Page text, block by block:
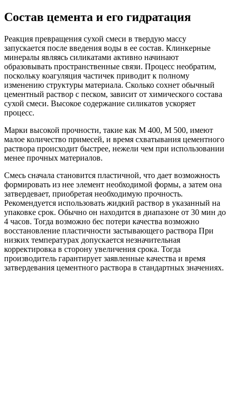
Состав цемента и его гидратация
Реакция превращения сухой смеси в твердую массу
запускается после введения воды в ее состав. Клинкерные
минералы являясь силикатами активно начинают
образовывать пространственные связи. Процесс необратим,
поскольку коагуляция частичек приводит к полному
изменению структуры материала. Сколько сохнет обычный
цементный раствор с песком, зависит от химического состава
сухой смеси. Высокое содержание силикатов ускоряет
процесс.
Марки высокой прочности, такие как М 400, М 500, имеют
малое количество примесей, и время схватывания цементного
раствора происходит быстрее, нежели чем при использовании
менее прочных материалов.
Смесь сначала становится пластичной, что дает возможность
формировать из нее элемент необходимой формы, а затем она
затвердевает, приобретая необходимую прочность.
Рекомендуется использовать жидкий раствор в указанный на
упаковке срок. Обычно он находится в диапазоне от 30 мин до
4 часов. Тогда возможно бес потери качества возможно
восстановление пластичности застывающего раствора При
низких температурах допускается незначительная
корректировка в сторону увеличения срока. Тогда
производитель гарантирует заявленные качества и время
затвердевания цементного раствора в стандартных значениях.